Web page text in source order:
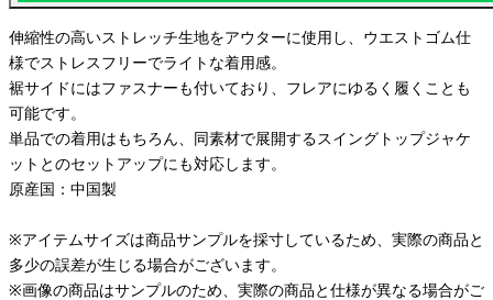
伸縮性の高いストレッチ生地をアウターに使用し、ウエストゴム仕
様でストレスフリーでライトな着用感。
裾サイドにはファスナーも付いており、フレアにゆるく履くことも
可能です。
単品での着用はもちろん、同素材で展開するスイングトップジャケ
ットとのセットアップにも対応します。
原産国：中国製
※アイテムサイズは商品サンプルを採寸しているため、実際の商品と
多少の誤差が生じる場合がございます。
※画像の商品はサンプルのため、実際の商品と仕様が異なる場合がご